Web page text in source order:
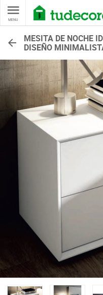
MENU
MESITA DE NOCHE
DISEÑO